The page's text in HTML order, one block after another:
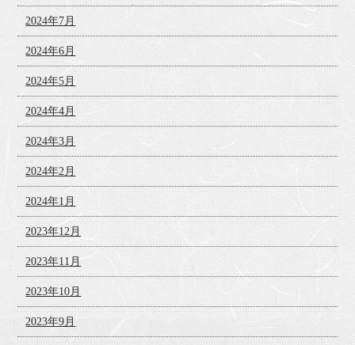
2024年7月
2024年6月
2024年5月
2024年4月
2024年3月
2024年2月
2024年1月
2023年12月
2023年11月
2023年10月
2023年9月